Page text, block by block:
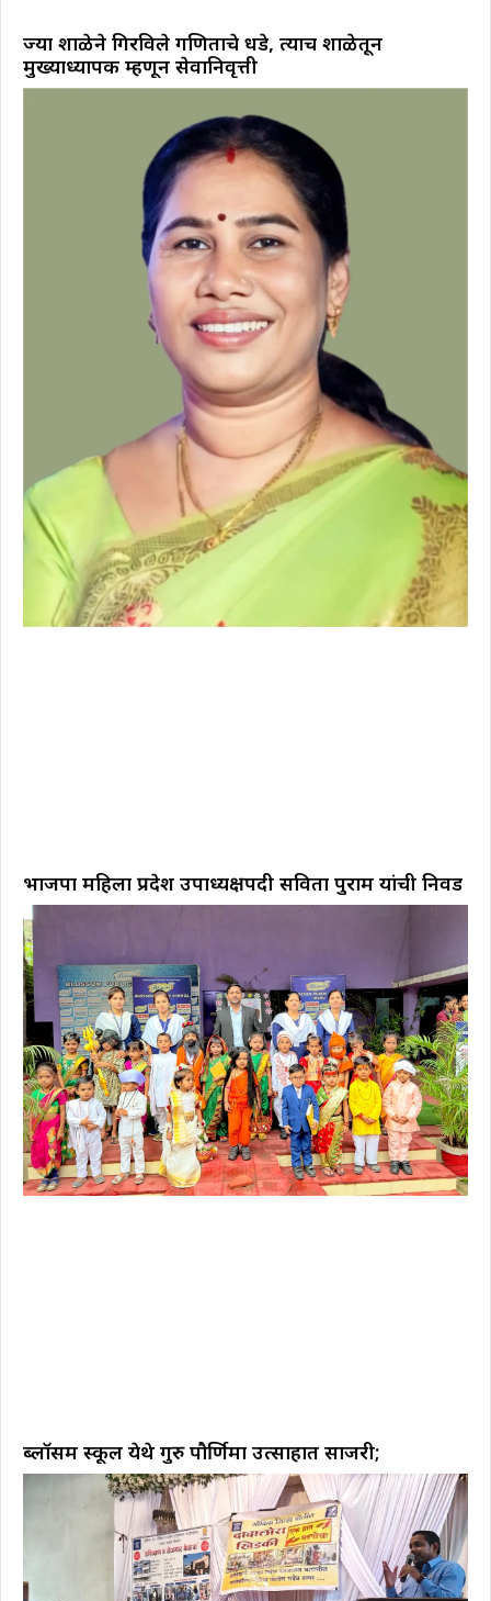
ज्या शाळेने गिरविले गणिताचे धडे, त्याच शाळेतून
मुख्याध्यापक म्हणून सेवानिवृत्ती
भाजपा महिला प्रदेश उपाध्यक्षपदी सविता पुराम यांची निवड
ब्लॉसम स्कूल येथे गुरु पौर्णिमा उत्साहात साजरी;